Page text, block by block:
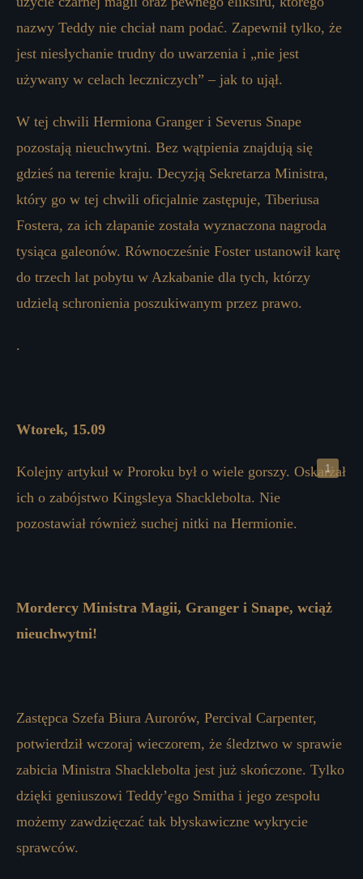
nazwy Teddy nie chciał nam podać. Zapewnił tylko, że
jest niesłychanie trudny do uwarzenia i „nie jest
używany w celach leczniczych” – jak to ujął.
W tej chwili Hermiona Granger i Severus Snape
pozostają nieuchwytni. Bez wątpienia znajdują się
gdzieś na terenie kraju. Decyzją Sekretarza Ministra,
który go w tej chwili oficjalnie zastępuje, Tiberiusa
Fostera, za ich złapanie została wyznaczona nagroda
tysiąca galeonów. Równocześnie Foster ustanowił karę
do trzech lat pobytu w Azkabanie dla tych, którzy
udzielą schronienia poszukiwanym przez prawo.
.
Wtorek, 15.09
Kolejny artykuł w Proroku był o wiele gorszy. Oskarżał
ich o zabójstwo Kingsleya Shacklebolta. Nie
pozostawiał również suchej nitki na Hermionie.
Mordercy Ministra Magii, Granger i Snape, wciąż
nieuchwytni!
Zastępca Szefa Biura Aurorów, Percival Carpenter,
potwierdził wczoraj wieczorem, że śledztwo w sprawie
zabicia Ministra Shacklebolta jest już skończone. Tylko
dzięki geniuszowi Teddy’ego Smitha i jego zespołu
możemy zawdzięczać tak błyskawiczne wykrycie
sprawców.